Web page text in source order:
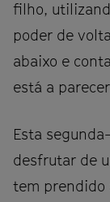
filho,
poder de
abaixo e
está a
Esta
desfrutar de
tem prendido